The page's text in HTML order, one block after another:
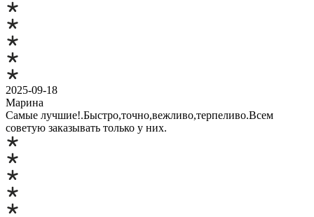
2025-09-18
Марина
Самые лучшие!.Быстро,точно,вежливо,терпеливо.Всем
советую заказывать только у них.